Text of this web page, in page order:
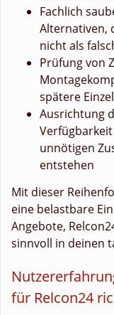
Fachlich
Alternativen,
nicht als
Prüfung von
spätere
Ausrichtung
unnötigen
entstehen
Mit dieser
eine belastbare
Angebote,
sinnvoll in deinen
für Relcon24